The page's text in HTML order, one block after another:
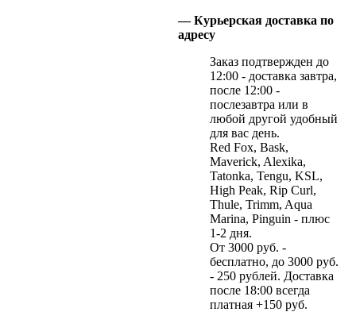
— Курьерская доставка по
адресу
Заказ подтвержден до
12:00 - доставка завтра,
после 12:00 -
послезавтра или в
любой другой удобный
для вас день.
Red Fox, Bask,
Maverick, Alexika,
Tatonka, Tengu, KSL,
High Peak, Rip Curl,
Thule, Trimm, Aqua
Marina, Pinguin - плюс
1-2 дня.
От 3000 руб. -
бесплатно, до 3000 руб.
- 250 рублей. Доставка
после 18:00 всегда
платная +150 руб.